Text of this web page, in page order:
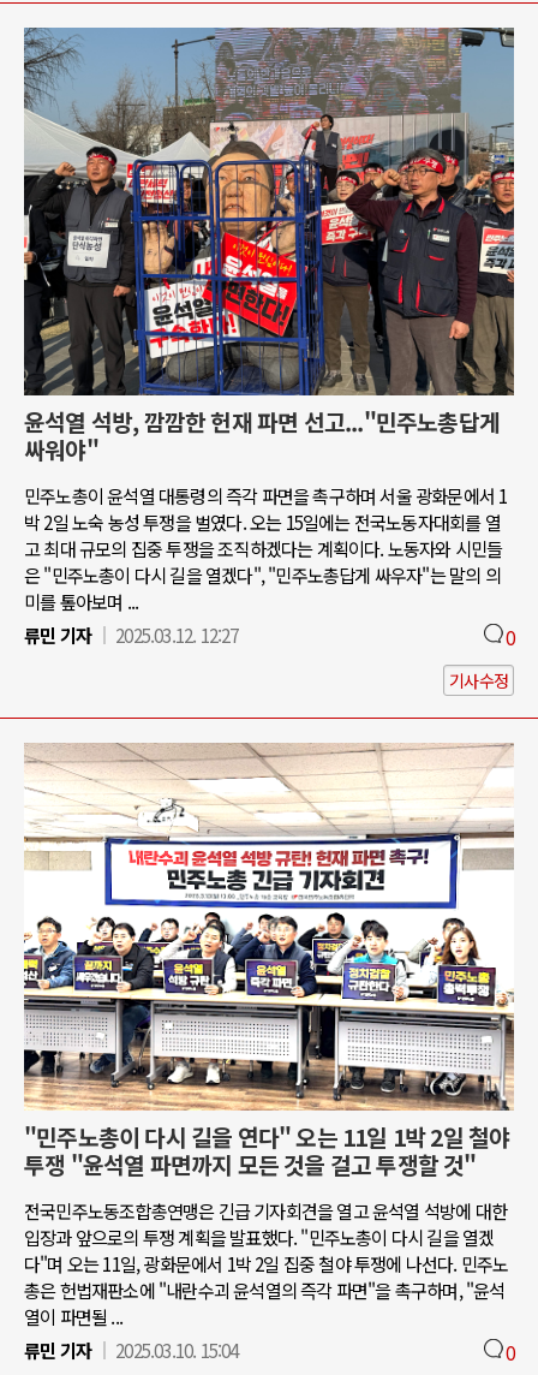
윤석열 석방, 깜깜한 헌재 파면 선고..."민주노총답게
싸워야"
민주노총이 윤석열 대통령의 즉각 파면을 촉구하며 서울 광화문에서 1
박 2일 노숙 농성 투쟁을 벌였다. 오는 15일에는 전국노동자대회를 열
고 최대 규모의 집중 투쟁을 조직하겠다는 계획이다. 노동자와 시민들
은 "민주노총이 다시 길을 열겠다", "민주노총답게 싸우자"는 말의 의
미를 톺아보며 ...
류민 기자
2025.03.12. 12:27 0
기사수정
"민주노총이 다시 길을 연다" 오는 11일 1박 2일 철야
투쟁 "윤석열 파면까지 모든 것을 걸고 투쟁할 것"
전국민주노동조합총연맹은 긴급 기자회견을 열고 윤석열 석방에 대한
입장과 앞으로의 투쟁 계획을 발표했다. "민주노총이 다시 길을 열겠
다"며 오는 11일, 광화문에서 1박 2일 집중 철야 투쟁에 나선다. 민주노
총은 헌법재판소에 "내란수괴 윤석열의 즉각 파면"을 촉구하며, "윤석
열이 파면될 ...
류민 기자
2025.03.10. 15:04 0